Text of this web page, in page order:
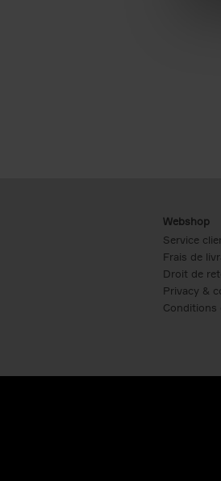
Webshop
Service
Frais de
Droit de
Privacy &
Conditions